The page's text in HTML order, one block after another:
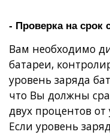
- Проверка на срок
Вам необходимо
батареи,
уровень заряда
что Вы должны
двух процентов
Если уровень